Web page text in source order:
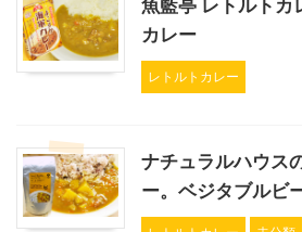
魚藍亭 レトルトカ
カレー
レトルトカレー
ナチュラルハウス
ー。ベジタブルビ